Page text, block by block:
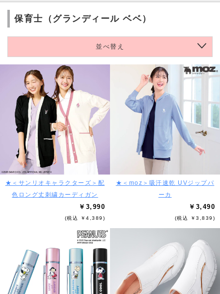
保育士（グランディール ベベ）
並べ替え
★＜サンリオキャラクターズ＞配
色ロング丈刺繍カーディガン
￥3,990
(税込 ￥4,389)
★＜moz＞吸汗速乾 UVジップパ
ーカ
￥3,490
(税込 ￥3,839)